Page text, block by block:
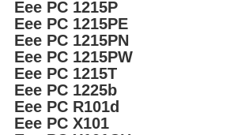
Eee PC 1215P
Eee PC 1215PE
Eee PC 1215PN
Eee PC 1215PW
Eee PC 1215T
Eee PC 1225b
Eee PC R101d
Eee PC X101